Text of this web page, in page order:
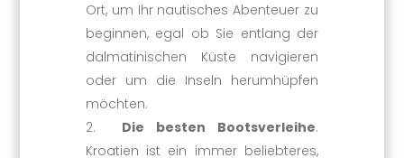
Ort, um Ihr nautisches Abenteuer zu
beginnen, egal ob Sie entlang der
dalmatinischen Küste navigieren
oder um die Inseln herumhüpfen
möchten.
Die besten Bootsverleihe.
Kroatien ist ein immer beliebteres,